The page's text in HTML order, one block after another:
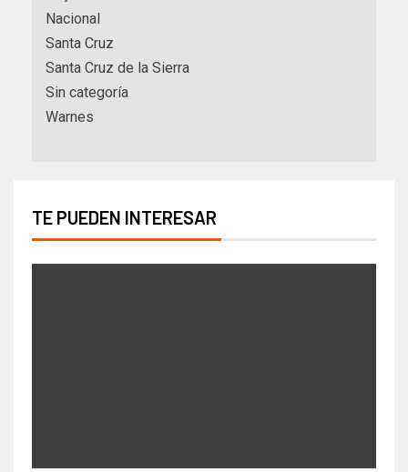
Nacional
Santa Cruz
Santa Cruz de la Sierra
Sin categoría
Warnes
TE PUEDEN INTERESAR